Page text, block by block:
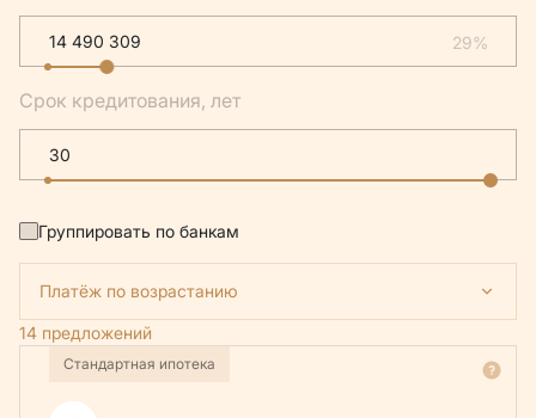
29%
Срок кредитования, лет
Группировать по банкам
Платёж по возрастанию
14 предложений
Стандартная ипотека